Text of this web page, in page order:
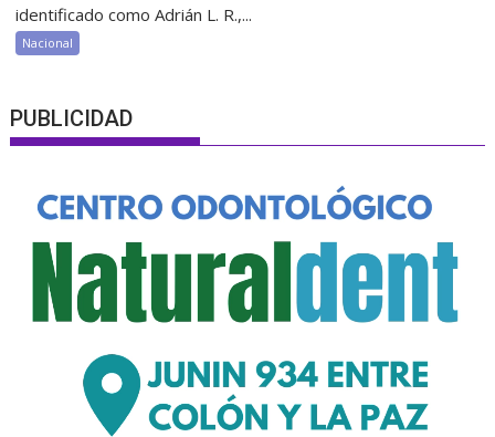
identificado como Adrián L. R.,...
Nacional
PUBLICIDAD